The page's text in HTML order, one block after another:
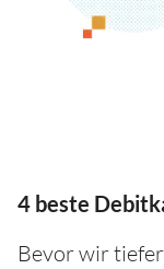
4 beste
Bevor wir